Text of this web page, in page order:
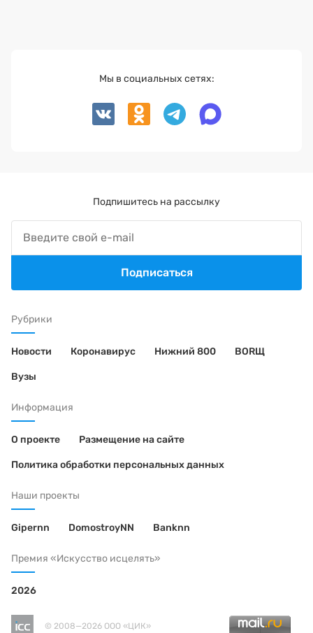
Рубрики
Новости Коронавирус Нижний 800 BORЩ
Вузы
Информация
О проекте Размещение на сайте
Политика обработки персональных данных
Наши проекты
Gipernn DomostroyNN Banknn
Премия «Искусство исцелять»
2026
© 2008—2026 ООО «ЦИК»
Мы в социальных сетях:
Подпишитесь на рассылку
Подписаться